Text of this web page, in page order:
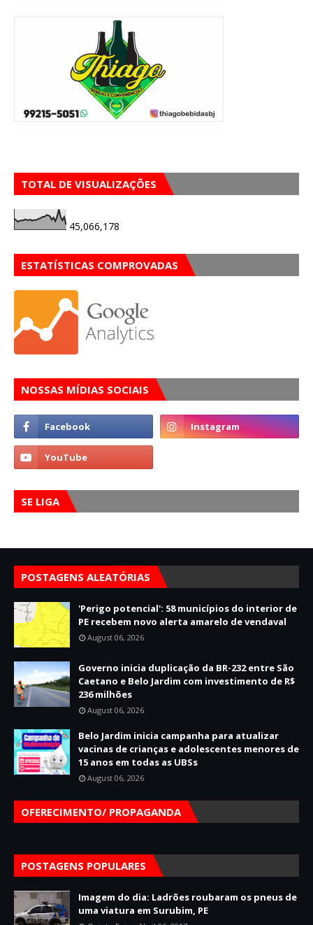
TOTAL DE VISUALIZAÇÕES
45,066,178
ESTATÍSTICAS COMPROVADAS
NOSSAS MÍDIAS SOCIAIS
SE LIGA
POSTAGENS ALEATÓRIAS
'Perigo potencial': 58 municípios do interior de
PE recebem novo alerta amarelo de vendaval
August 06, 2026
Governo inicia duplicação da BR-232 entre São
Caetano e Belo Jardim com investimento de R$
236 milhões
August 06, 2026
Belo Jardim inicia campanha para atualizar
vacinas de crianças e adolescentes menores de
15 anos em todas as UBSs
August 06, 2026
OFERECIMENTO/ PROPAGANDA
POSTAGENS POPULARES
Imagem do dia: Ladrões roubaram os pneus de
uma viatura em Surubim, PE